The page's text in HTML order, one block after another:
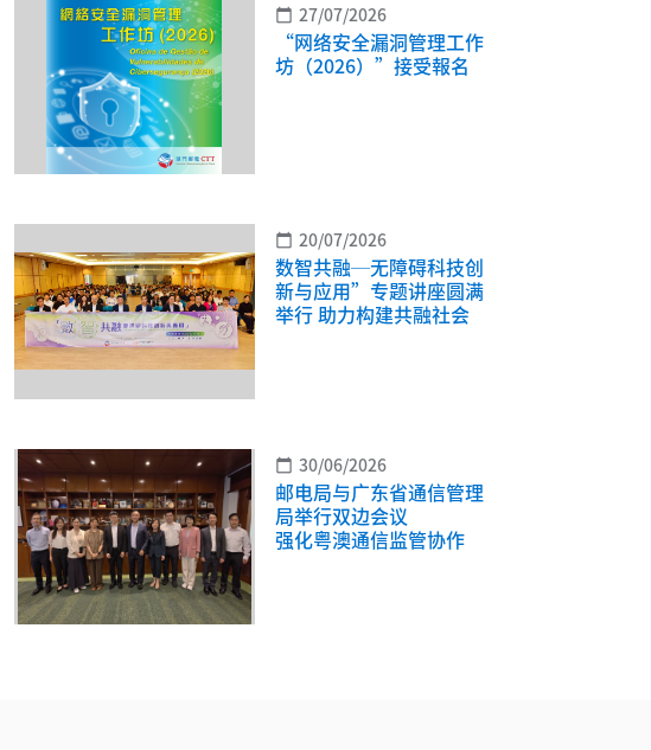
calendar_today 27/07/2026
“网络安全漏洞管理工作
坊（2026）”接受報名
calendar_today 20/07/2026
数智共融─无障碍科技创
新与应用”专题讲座圆满
举行 助力构建共融社会
calendar_today 30/06/2026
邮电局与广东省通信管理
局举行双边会议
强化粤澳通信监管协作